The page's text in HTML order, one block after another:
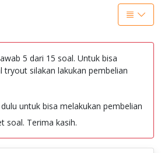
5 dari 15 soal. Untuk bisa
silakan lakukan pembelian
dulu untuk bisa melakukan pembelian
soal. Terima kasih.